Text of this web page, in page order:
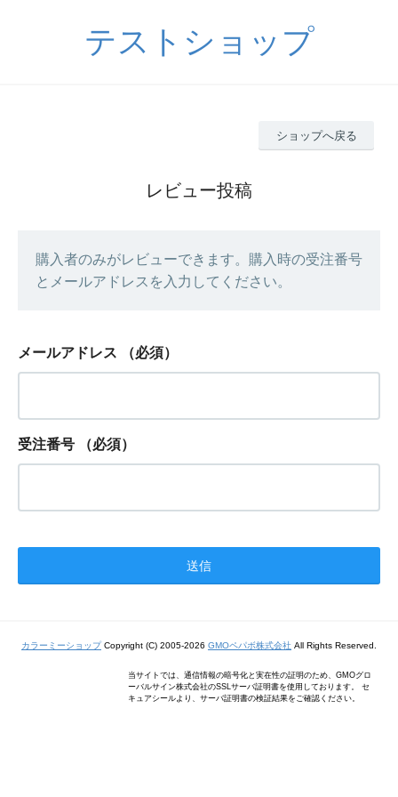
テストショップ
ショップへ戻る
レビュー投稿
購入者のみがレビューできます。購入時の受注番号
とメールアドレスを入力してください。
メールアドレス （必須）
受注番号 （必須）
カラーミーショップCopyright (C) 2005-2026 GMOペパボ株式会社 All Rights Reserved.
当サイトでは、通信情報の暗号化と実在性の証明のため、GMOグロ
ーバルサイン株式会社のSSLサーバ証明書を使用しております。 セ
キュアシールより、サーバ証明書の検証結果をご確認ください。